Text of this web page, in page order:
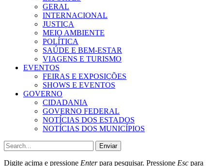
GERAL
INTERNACIONAL
JUSTIÇA
MEIO AMBIENTE
POLÍTICA
SAÚDE E BEM-ESTAR
VIAGENS E TURISMO
EVENTOS
FEIRAS E EXPOSIÇÕES
SHOWS E EVENTOS
GOVERNO
CIDADANIA
GOVERNO FEDERAL
NOTÍCIAS DOS ESTADOS
NOTÍCIAS DOS MUNICÍPIOS
Enviar
Digite acima e pressione Enterpara pesquisar. Pressione Esc para